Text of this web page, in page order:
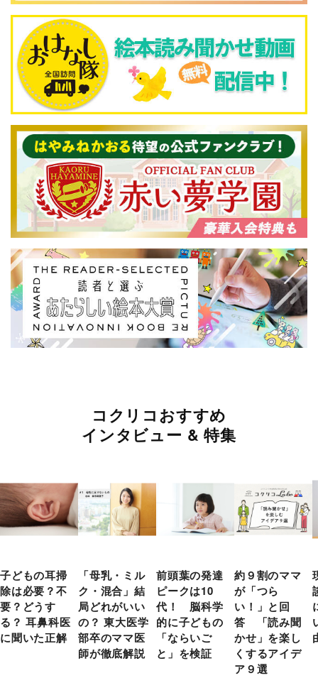
コクリコおすすめ
インタビュー & 特集
子どもの耳掃
除は必要？不
要？どうす
る？ 耳鼻科医
に聞いた正解
「母乳・ミル
ク・混合」結
局どれがいい
の？ 東大医学
部卒のママ医
師が徹底解説
前頭葉の発達
ピークは10
代！ 脳科学
的に子どもの
「ならいご
と」を検証
約９割のママ
が「つら
い！」と回
答 「読み聞
かせ」を楽し
くするアイデ
ア９選